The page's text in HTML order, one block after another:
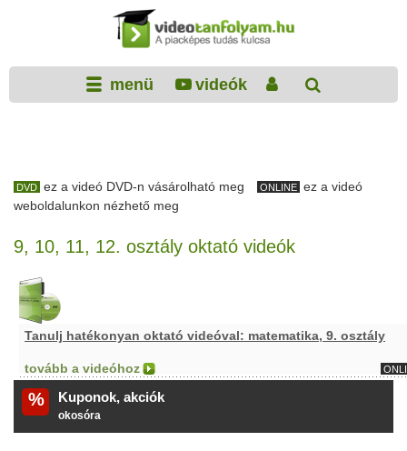
menü videók
DVD ez a videó DVD-n vásárolható meg ONLINE ez a videó
weboldalunkon nézhető meg
9, 10, 11, 12. osztály oktató videók
Tanulj hatékonyan oktató videóval: matematika, 9. osztály
tovább a videóhoz
% Kuponok, akciók
okosóra